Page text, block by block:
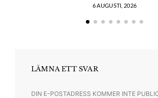
6 AUGUSTI, 2026
LÄMNA ETT SVAR
DIN E-POSTADRESS KOMMER INTE